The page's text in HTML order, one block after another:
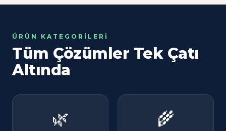
ÜRÜN KATEGORILERI
Tüm Çözümler Tek Çatı
Altında
🌿 🌾